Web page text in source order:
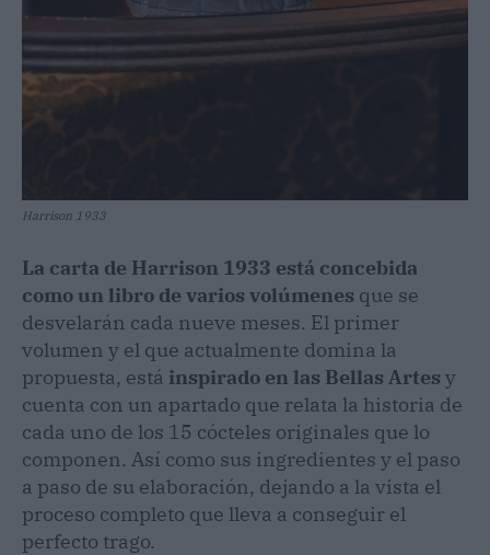
Harrison 1933
La carta de Harrison 1933 está concebida
como un libro de varios volúmenes que se
desvelarán cada nueve meses. El primer
volumen y el que actualmente domina la
propuesta, está inspirado en las Bellas Artes y
cuenta con un apartado que relata la historia de
cada uno de los 15 cócteles originales que lo
componen. Así como sus ingredientes y el paso
a paso de su elaboración, dejando a la vista el
proceso completo que lleva a conseguir el
perfecto trago.